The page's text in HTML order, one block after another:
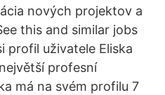
nových projektov a
this and similar jobs
profil uživatele Eliska
profesní
má na svém profilu 7